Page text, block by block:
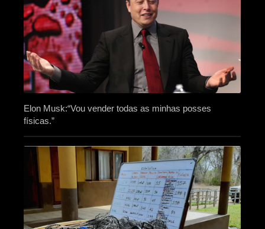
Elon Musk:“Vou vender todas as minhas posses
físicas.”